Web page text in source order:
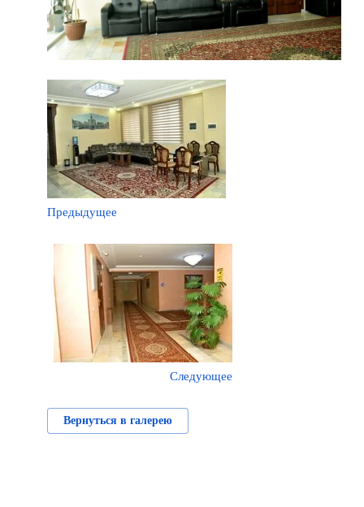
Предыдущее
Следующее
Вернуться в галерею